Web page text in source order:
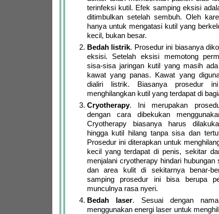
terinfeksi kutil. Efek samping eksisi
ditimbulkan setelah sembuh. Oleh
hanya untuk mengatasi kutil yang
kecil, bukan besar.
Bedah listrik. Prosedur ini biasanya
eksisi. Setelah eksisi memotong
sisa-sisa jaringan kutil yang masih
kawat yang panas. Kawat yang
dialiri listrik. Biasanya prosedur
menghilangkan kutil yang terdapat di
Cryotherapy. Ini merupakan
dengan cara dibekukan
Cryotherapy biasanya harus
hingga kutil hilang tanpa sisa dan
Prosedur ini diterapkan untuk
kecil yang terdapat di penis, sekitar
menjalani cryotherapy hindari hubungan
dan area kulit di sekitarnya benar-
samping prosedur ini bisa berupa
munculnya rasa nyeri.
Bedah laser. Sesuai dengan
menggunakan energi laser untuk